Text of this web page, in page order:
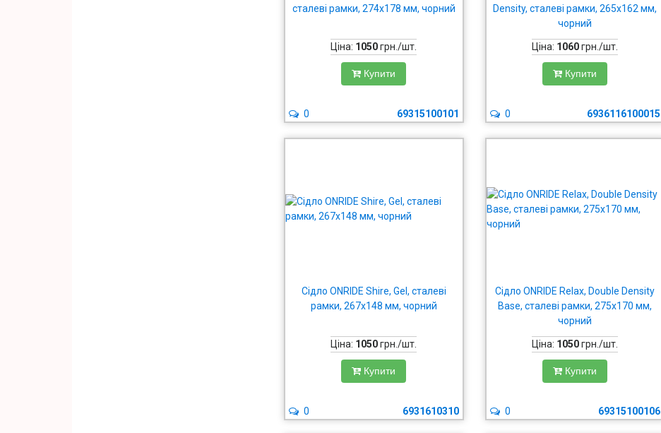
сталеві рамки, 274x178 мм, чорний
Ціна: 1050грн./шт.
Купити
69315100101
0
Density, сталеві рамки, 265x162 мм,
чорний
Ціна: 1060грн./шт.
Купити
6936116100015
0
Сідло ONRIDE Shire, Gel, сталеві
рамки, 267x148 мм, чорний
Ціна: 1050грн./шт.
Купити
6931610310
0
Сідло ONRIDE Relax, Double Density
Base, сталеві рамки, 275x170 мм,
чорний
Ціна: 1050грн./шт.
Купити
69315100106
0